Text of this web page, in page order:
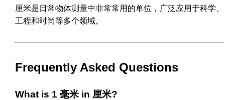
厘米是日常物体测量中非常常用的单位，广泛应用于科学、
工程和时尚等多个领域。
Frequently Asked Questions
What is 1 毫米 in 厘米?